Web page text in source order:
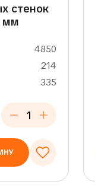
стенок
мм
4850
214
335